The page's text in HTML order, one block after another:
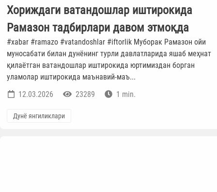
Хориждаги ватандошлар иштирокида
Рамазон тадбирлари давом этмоқда
#xabar #ramazo #vatandoshlar #iftorlik Муборак Рамазон ойи
муносабати билан дунёнинг турли давлатларида яшаб меҳнат
қилаётган ватандошлар иштирокида юртимиздан борган
уламолар иштирокида маънавий-маъ...
12.03.2026
23289 1 min.
Дунё янгиликлари